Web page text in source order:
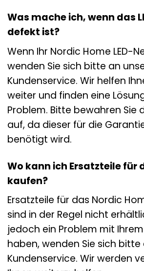
Was mache ich, wenn das
defekt ist?
Wenn Ihr Nordic Home LED-
wenden Sie sich bitte an
Kundenservice. Wir helfen
weiter und finden eine
Problem. Bitte bewahren Sie
auf, da dieser für die
benötigt wird.
Wo kann ich Ersatzteile für
kaufen?
Ersatzteile für das Nordic
sind in der Regel nicht
jedoch ein Problem mit Ihrem
haben, wenden Sie sich bitte
Kundenservice. Wir werden